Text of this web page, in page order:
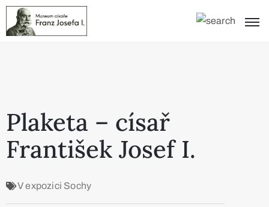
Plaketa – císař
František Josef I.
V expozici Sochy